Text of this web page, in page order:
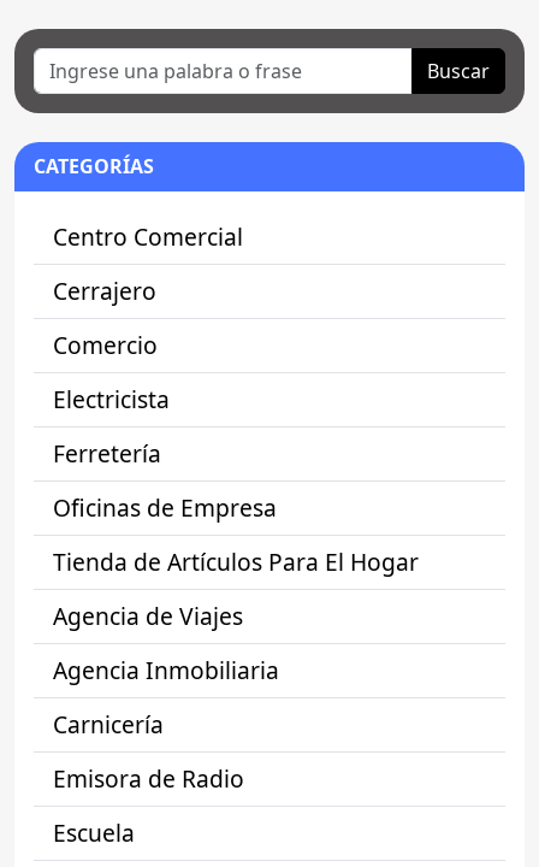
Buscar
CATEGORÍAS
Centro Comercial
Cerrajero
Comercio
Electricista
Ferretería
Oficinas de Empresa
Tienda de Artículos Para El Hogar
Agencia de Viajes
Agencia Inmobiliaria
Carnicería
Emisora de Radio
Escuela